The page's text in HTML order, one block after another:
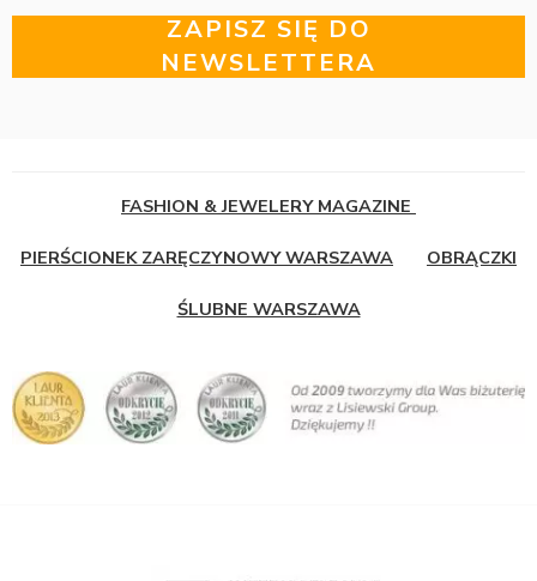
ZAPISZ SIĘ DO
NEWSLETTERA
FASHION & JEWELERY MAGAZINE
PIERŚCIONEK ZARĘCZYNOWY WARSZAWA OBRĄCZKI
ŚLUBNE WARSZAWA